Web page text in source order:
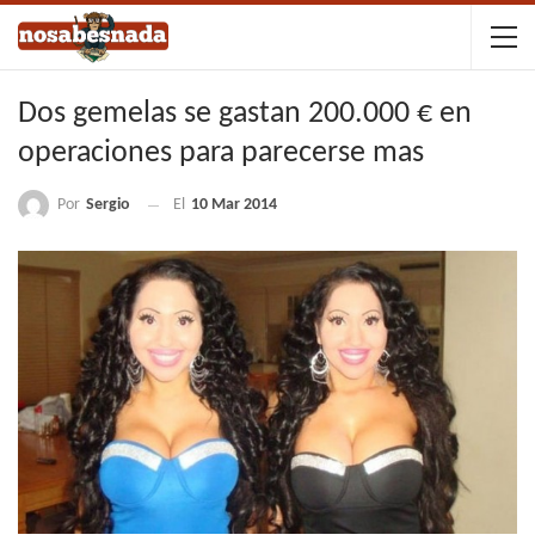
Dos gemelas se gastan 200.000 € en
operaciones para parecerse mas
Por Sergio El 10 Mar 2014